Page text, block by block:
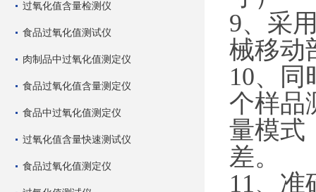
过氧化值含量检测仪
食品过氧化值测试仪
肉制品中过氧化值测定仪
食品过氧化值含量测定仪
食品中过氧化值测定仪
过氧化值含量快速测试仪
食品过氧化值测定仪
9、采
械移动
10、
个样品
量模式
差。
11、